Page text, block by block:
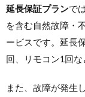
延長保証プランで
を含む自然故障・
ービスです。延長
回、リモコン1回な
また、故障が発生